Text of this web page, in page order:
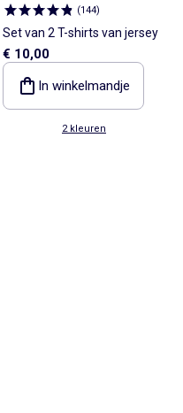
(144)
Set van 2 T-shirts van jersey
€ 10,00
In winkelmandje
2 kleuren